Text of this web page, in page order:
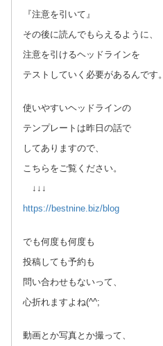
『注意を引いて』
その後に読んでもらえるように、
注意を引けるヘッドラインを
テストしていく必要があるんです。
使いやすいヘッドラインの
テンプレートは昨日の話で
してありますので、
こちらをご覧ください。
↓↓↓
https://bestnine.biz/blog
でも何度も何度も
投稿しても予約も
問い合わせもないって、
心折れますよね(^^;
動画とか写真とか撮って、